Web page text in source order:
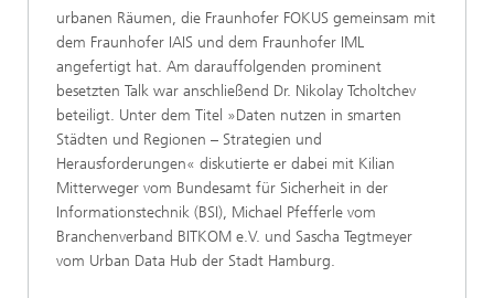
urbanen Räumen, die Fraunhofer FOKUS gemeinsam mit
dem Fraunhofer IAIS und dem Fraunhofer IML
angefertigt hat. Am darauffolgenden prominent
besetzten Talk war anschließend Dr. Nikolay Tcholtchev
beteiligt. Unter dem Titel »Daten nutzen in smarten
Städten und Regionen – Strategien und
Herausforderungen« diskutierte er dabei mit Kilian
Mitterweger vom Bundesamt für Sicherheit in der
Informationstechnik (BSI), Michael Pfefferle vom
Branchenverband BITKOM e.V. und Sascha Tegtmeyer
vom Urban Data Hub der Stadt Hamburg.